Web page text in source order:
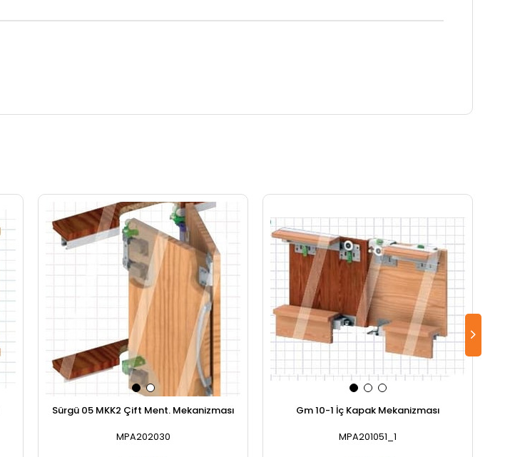
Sürgü 05 MKK2 Çift Ment. Mekanizması
MPA202030
Gm 10-1 İç Kapak Mekanizması
MPA201051_1